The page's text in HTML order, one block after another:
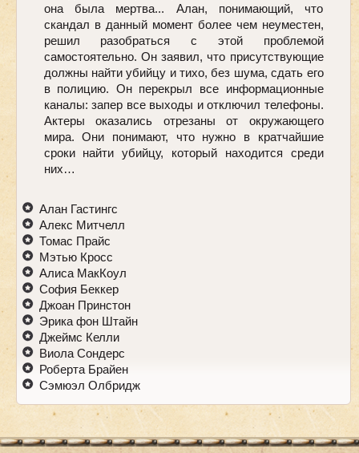
она была мертва... Алан, понимающий, что
скандал в данный момент более чем неуместен,
решил разобраться с этой проблемой
самостоятельно. Он заявил, что присутствующие
должны найти убийцу и тихо, без шума, сдать его
в полицию. Он перекрыл все информационные
каналы: запер все выходы и отключил телефоны.
Актеры оказались отрезаны от окружающего
мира. Они понимают, что нужно в кратчайшие
сроки найти убийцу, который находится среди
них…
Алан Гастингс
Алекс Митчелл
Томас Прайс
Мэтью Кросс
Алиса МакКоул
София Беккер
Джоан Принстон
Эрика фон Штайн
Джеймс Келли
Виола Сондерс
Роберта Брайен
Сэмюэл Олбридж